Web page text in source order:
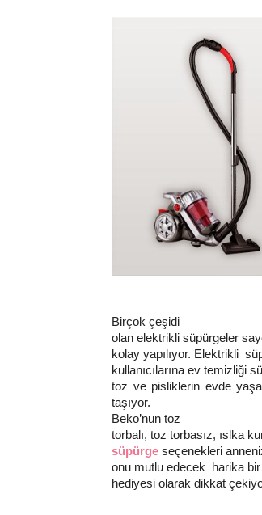
Birçok çeşidi
olan elektrikli süpürgeler
kolay yapılıyor. Elektrikli
kullanıcılarına ev temizliği
toz ve pisliklerin evde
taşıyor.
Beko’nun toz
torbalı, toz torbasız, ıslka
süpürge seçenekleri
onu mutlu edecek harika
hediyesi olarak dikkat